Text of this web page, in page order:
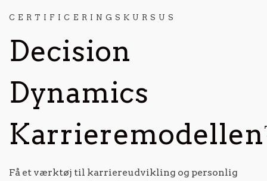
CERTIFICERINGSKURSUS
Decision
Dynamics
Få et værktøj til karriereudvikling og personlig